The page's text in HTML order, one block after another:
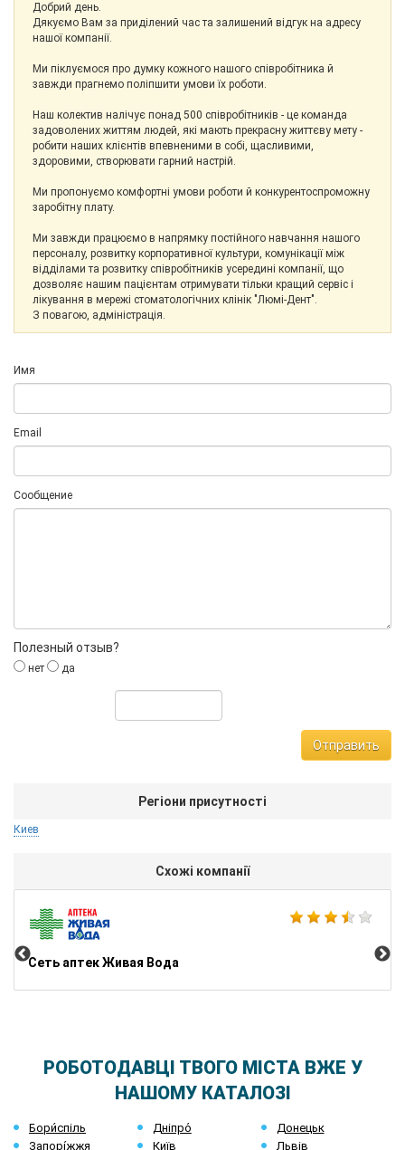
Добрий день.
Дякуємо Вам за приділений час та залишений відгук на адресу
нашої компанії.
Ми піклуємося про думку кожного нашого співробітника й
завжди прагнемо поліпшити умови їх роботи.
Наш колектив налічує понад 500 співробітників - це команда
задоволених життям людей, які мають прекрасну життєву мету -
робити наших клієнтів впевненими в собі, щасливими,
здоровими, створювати гарний настрій.
Ми пропонуємо комфортні умови роботи й конкурентоспроможну
заробітну плату.
Ми завжди працюємо в напрямку постійного навчання нашого
персоналу, розвитку корпоративної культури, комунікації між
відділами та розвитку співробітників усередині компанії, що
дозволяє нашим пацієнтам отримувати тільки кращий сервіс і
лікування в мережі стоматологічних клінік "Люмі-Дент".
З повагою, адміністрація.
Имя
Email
Сообщение
Полезный отзыв?
нет да
Отправить
Регіони присутності
Киев
Схожі компанії
Сеть аптек Живая Вода
РОБОТОДАВЦІ ТВОГО МІСТА ВЖЕ У
НАШОМУ КАТАЛОЗІ
Бори́спіль Дніпро́
Донецьк
Запорі́жжя
Київ Львів